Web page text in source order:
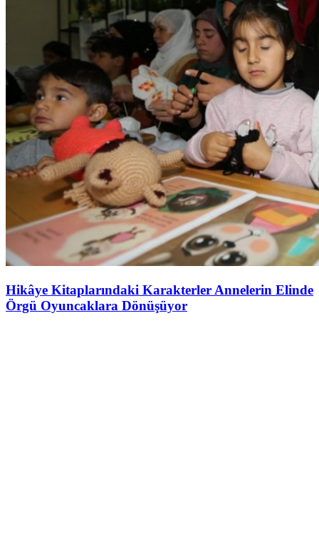
Hikâye Kitaplarındaki Karakterler Annelerin Elinde
Örgü Oyuncaklara Dönüşüyor